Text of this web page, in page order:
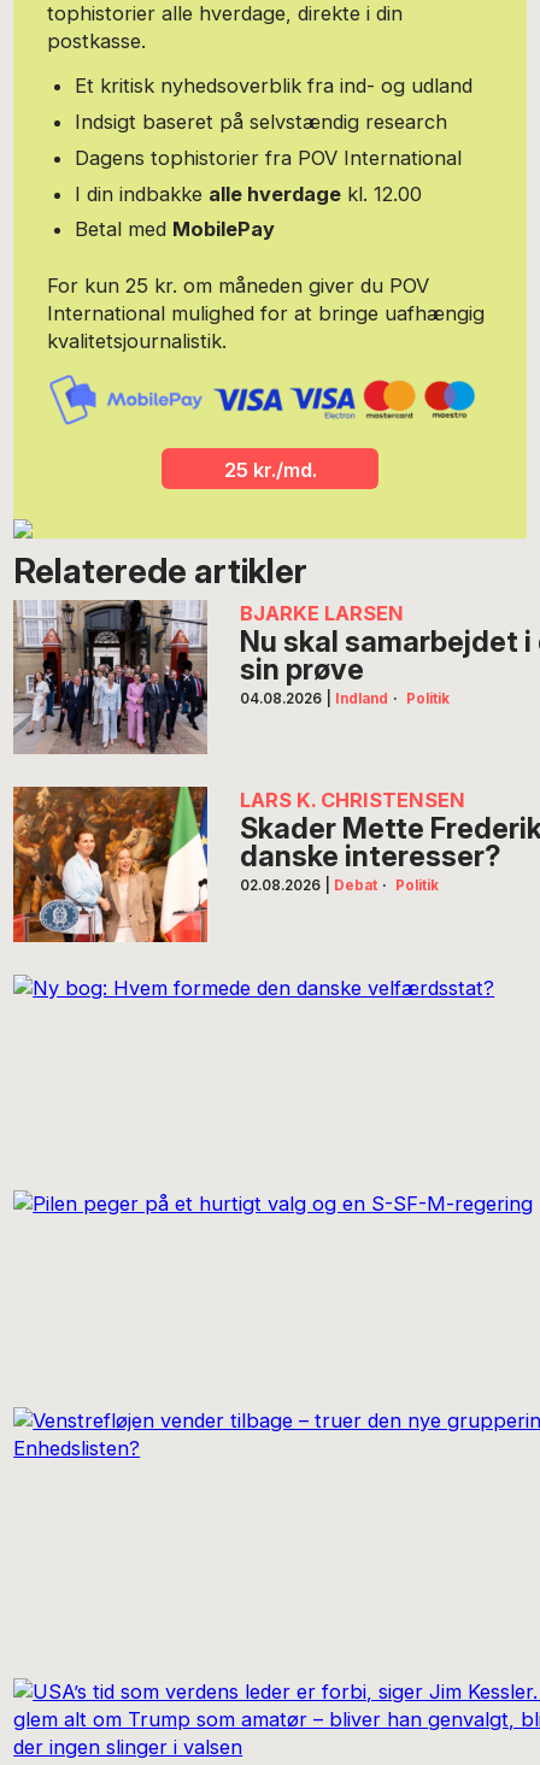
tophistorier alle hverdage, direkte i din
postkasse.
Et kritisk nyhedsoverblik fra ind- og udland
Indsigt baseret på selvstændig research
Dagens tophistorier fra POV International
I din indbakke alle hverdage kl. 12.00
Betal med MobilePay
For kun 25 kr. om måneden giver du POV
International mulighed for at bringe uafhængig
kvalitetsjournalistik.
25 kr./md.
Relaterede artikler
BJARKE LARSEN
Nu skal samarbejdet
sin prøve
04.08.2026 Indland · Politik
LARS K. CHRISTENSEN
Skader Mette
danske interesser?
02.08.2026 Debat · Politik